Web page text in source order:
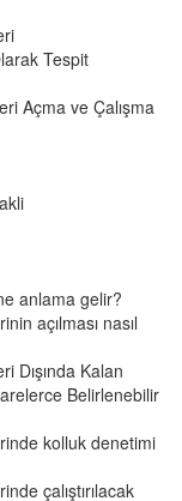
Tespit
Açma ve Çalışma
anlama gelir?
açılması nasıl
Dışında Kalan
Belirlenebilir
kolluk denetimi
çalıştırılacak